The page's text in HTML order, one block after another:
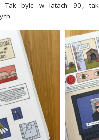
Tak było w latach 90.,